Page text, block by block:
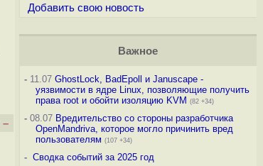
–
Добавить свою новость
Важное
-11.07 GhostLock, BadEpoll и Januscape -
уязвимости в ядре Linux, позволяющие получить
права root и обойти изоляцию KVM (82 +34)
-08.07 Вредительство со стороны разработчика
OpenMandriva, которое могло причинить вред
пользователям (107 +34)
- Сводка событий за 2025 год